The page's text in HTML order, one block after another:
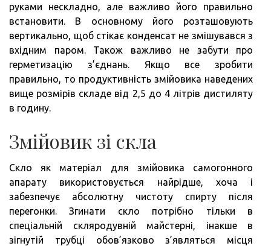
руками нескладно, але важливо його правильно
встановити. В основному його розташовують
вертикально, щоб стікає конденсат не змішувався з
вхідним паром. Також важливо не забути про
герметизацію з’єднань. Якщо все зробити
правильно, то продуктивність змійовика наведених
вище розмірів складе від 2,5 до 4 літрів дистиляту
в годину.
Змійовик зі скла
Скло як матеріал для змійовика самогонного
апарату використовується найрідше, хоча і
забезпечує абсолютну чистоту спирту після
перегонки. Згинати скло потрібно тільки в
спеціальній скляродувній майстерні, інакше в
зігнутій трубці обов’язково з’являться місця